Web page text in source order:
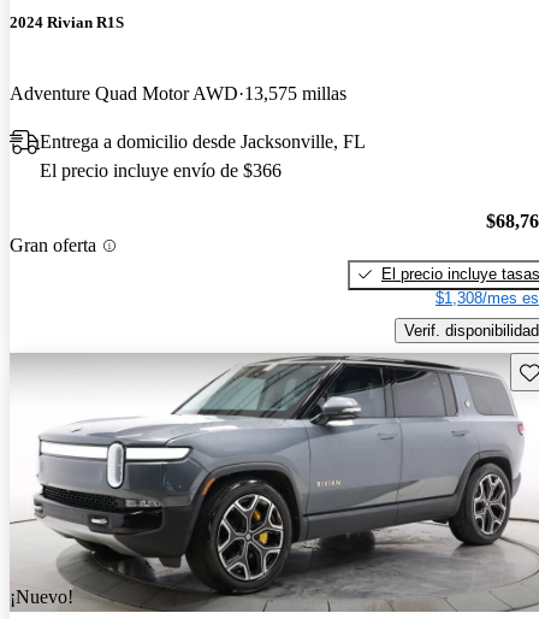
2024 Rivian R1S
Adventure Quad Motor AWD 13,575 millas
Entrega a domicilio desde Jacksonville, FL
El precio incluye envío de $366
Gran oferta
El precio incluye tasas
$1,308/mes
Verif. disponibilidad
¡Nuevo!